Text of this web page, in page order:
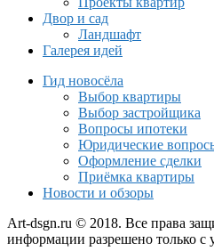
Двор и сад
Ландшафт
Галерея идей
Гид новосёла
Выбор квартиры
Выбор застройщика
Вопросы ипотеки
Юридические
Оформление сделки
Приёмка квартиры
Новости и обзоры
Art-dsgn.ru © 2018. Все права
информации разрешено только с